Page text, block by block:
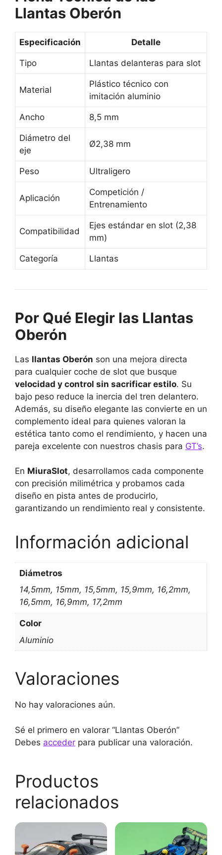
Llantas Oberón
Especificación Detalle
Tipo Llantas delanteras para slot
Material
Plástico técnico con
imitación aluminio
Ancho 8,5 mm
Diámetro del
eje
Ø2,38 mm
Peso Ultraligero
Aplicación
Competición /
Entrenamiento
Compatibilidad
Ejes estándar en slot (2,38
mm)
Categoría Llantas
Por Qué Elegir las Llantas
Oberón
Las llantas Oberón son una mejora directa
para cualquier coche de slot que busque
velocidad y control sin sacrificar estilo. Su
bajo peso reduce la inercia del tren delantero.
Además, su diseño elegante las convierte en un
complemento ideal para quienes valoran la
estética tanto como el rendimiento, y hacen una
pareja excelente con nuestros chasis para GT’s.
En MiuraSlot, desarrollamos cada componente
con precisión milimétrica y probamos cada
diseño en pista antes de producirlo,
garantizando un rendimiento real y consistente.
Información adicional
Diámetros
14,5mm, 15mm, 15,5mm, 15,9mm, 16,2mm,
16,5mm, 16,9mm, 17,2mm
Color
Aluminio
Valoraciones
No hay valoraciones aún.
Sé el primero en valorar “Llantas Oberón”
Debes acceder para publicar una valoración.
Productos
relacionados